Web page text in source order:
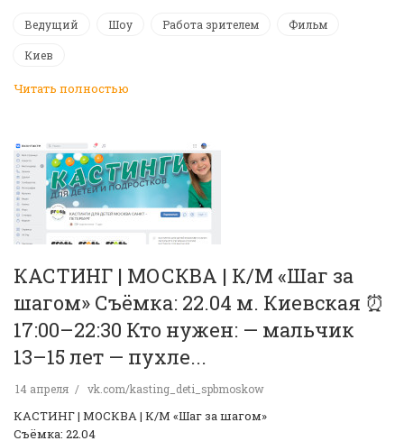
Ведущий Шоу Работа зрителем Фильм
Киев
Читать полностью
КАСТИНГ | МОСКВА | К/М «Шаг за
шагом» Съёмка: 22.04 м. Киевская ⏰
17:00–22:30 Кто нужен: — мальчик
13–15 лет — пухле...
14 апреля vk.com/kasting_deti_spbmoskow
КАСТИНГ | МОСКВА | К/М «Шаг за шагом»
Съёмка: 22.04